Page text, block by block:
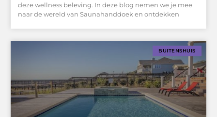
deze wellness beleving. In deze blog nemen we je mee
naar de wereld van Saunahanddoek en ontdekken
BUITENSHUIS